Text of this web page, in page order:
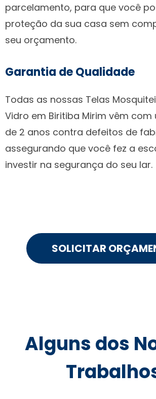
parcelamento, para que você
proteção da sua casa sem
seu orçamento.
Garantia de Qualidade
Todas as nossas Telas
Vidro em Biritiba Mirim vêm
de 2 anos contra defeitos de
assegurando que você fez a
investir na segurança do seu lar.
SOLICITAR
Alguns dos